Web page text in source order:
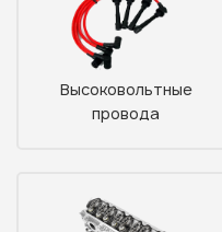
Высоковольтные
провода